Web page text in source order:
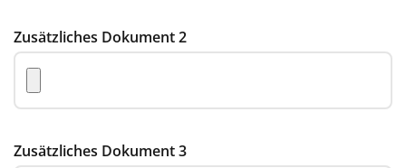
Zusätzliches Dokument 2
Zusätzliches Dokument 3